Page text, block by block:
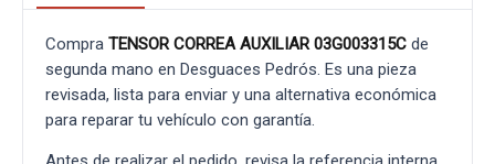
Compra TENSOR CORREA AUXILIAR 03G003315C de
segunda mano en Desguaces Pedrós. Es una pieza
revisada, lista para enviar y una alternativa económica
para reparar tu vehículo con garantía.